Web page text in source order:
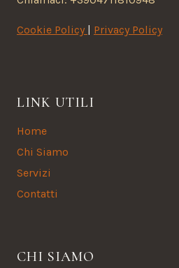
Cookie Policy Privacy Policy
LINK UTILI
Home
Chi Siamo
Servizi
Contatti
CHI SIAMO